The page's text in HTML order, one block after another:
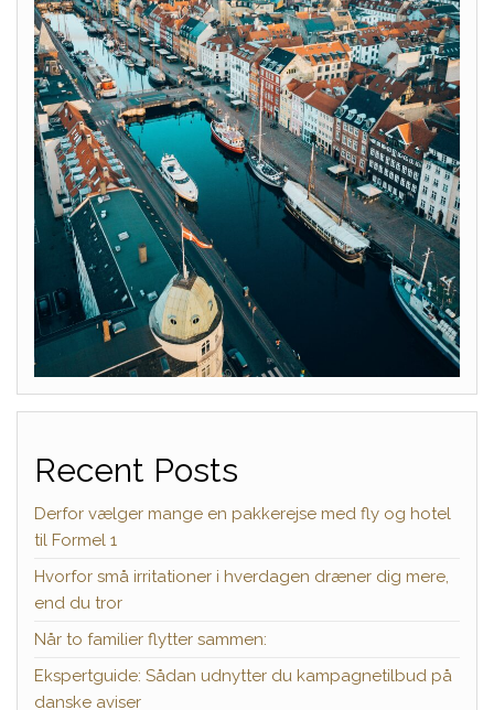
Recent Posts
Derfor vælger mange en pakkerejse med fly og hotel
til Formel 1
Hvorfor små irritationer i hverdagen dræner dig mere,
end du tror
Når to familier flytter sammen:
Ekspertguide: Sådan udnytter du kampagnetilbud på
danske aviser